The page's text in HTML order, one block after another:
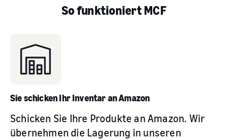
So funktioniert MCF
Sie schicken Ihr Inventar an Amazon
Schicken Sie Ihre Produkte an Amazon. Wir
übernehmen die Lagerung in unseren